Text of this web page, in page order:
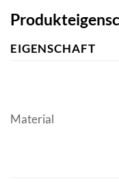
EIGENSCHAFT
Material